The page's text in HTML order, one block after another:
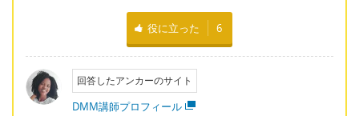
役に立った 6
回答したアンカーのサイト
DMM講師プロフィール